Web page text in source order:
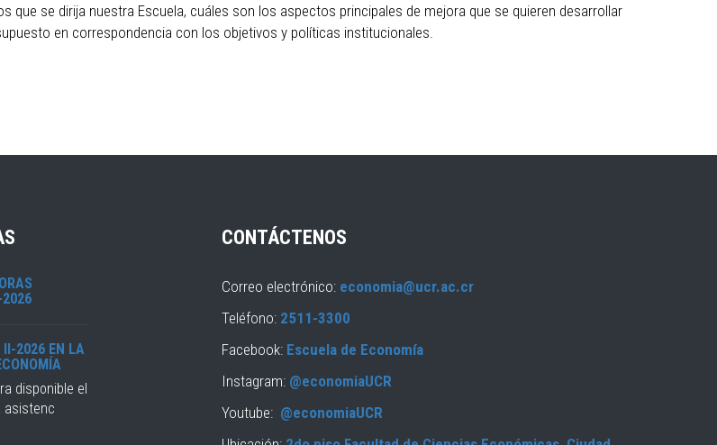
que se dirija nuestra Escuela, cuáles son los aspectos principales de mejora que se quieren desarrollar
en correspondencia con los objetivos y políticas institucionales.
2026 EN LA
disponible el
asistenc
CONTÁCTENOS
Correo electrónico: economia@ucr.ac.cr
Teléfono: 2511-3300
Facebook: Escuela de Economía
Instagram: @economiaUCR
Youtube: @economiaUCR